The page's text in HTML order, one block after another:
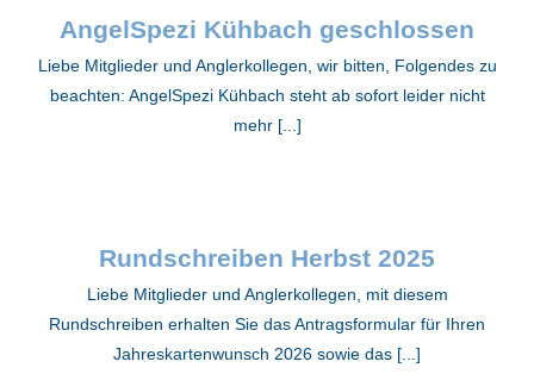
AngelSpezi Kühbach geschlossen
Liebe Mitglieder und Anglerkollegen, wir bitten, Folgendes zu
beachten: AngelSpezi Kühbach steht ab sofort leider nicht
mehr [...]
Rundschreiben Herbst 2025
Liebe Mitglieder und Anglerkollegen, mit diesem
Rundschreiben erhalten Sie das Antragsformular für Ihren
Jahreskartenwunsch 2026 sowie das [...]